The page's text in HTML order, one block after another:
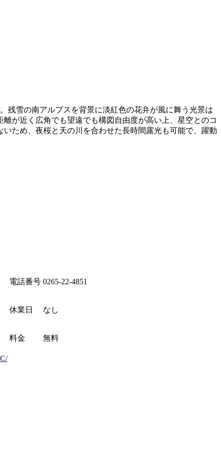
残雪の南アルプスを背景に淡紅色の花弁が風に舞う光景は
が近く広角でも望遠でも構図自由度が高い上、星空とのコ
ため、夜桜と天の川を合わせた長時間露光も可能で、躍動
電話番号 0265-22-4851
休業日 なし
料金 無料